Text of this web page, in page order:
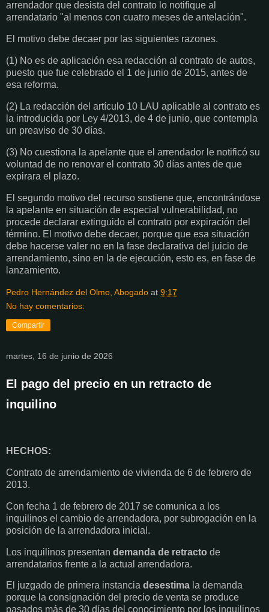
arrendador que desista del contrato lo notifique al
arrendatario "al menos con cuatro meses de antelación".
El motivo debe decaer por las siguientes razones.
(1) No es de aplicación esa redacción al contrato de autos,
puesto que fue celebrado el 1 de junio de 2015, antes de
esa reforma.
(2) La redacción del artículo 10 LAU aplicable al contrato es
la introducida por Ley 4/2013, de 4 de junio, que contempla
un preaviso de 30 días.
(3) No cuestiona la apelante que el arrendador le notificó su
voluntad de no renovar el contrato 30 días antes de que
expirara el plazo.
El segundo motivo del recurso sostiene que, encontrándose
la apelante en situación de especial vulnerabilidad, no
procede declarar extinguido el contrato por expiración del
término. El motivo debe decaer, porque que esa situación
debe hacerse valer no en la fase declarativa del juicio de
arrendamiento, sino en la de ejecución, esto es, en fase de
lanzamiento.
Pedro Hernández del Olmo, Abogado at 9:17
No hay comentarios:
Compartir
martes, 16 de junio de 2026
El pago del precio en un retracto de
inquilino
HECHOS:
Contrato de arrendamiento de vivienda de 6 de febrero de
2013.
Con fecha 1 de febrero de 2017 se comunica a los
inquilinos el cambio de arrendadora, por subrogación en la
posición de la arrendadora inicial.
Los inquilinos presentan demanda de retracto de
arrendatarios frente a la actual arrendadora.
El juzgado de primera instancia desestima la demanda
porque la consignación del precio de venta se produce
pasados más de 30 días del conocimiento por los inquilinos